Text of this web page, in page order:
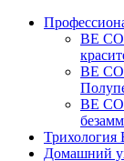
BE
BE
BE
Домашний